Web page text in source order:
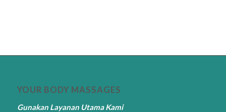
YOUR BODY MASSAGES
Gunakan Layanan Utama Kami